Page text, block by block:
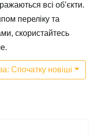
всі об’єкти.
переліку та
скористайтесь
Спочатку новіші